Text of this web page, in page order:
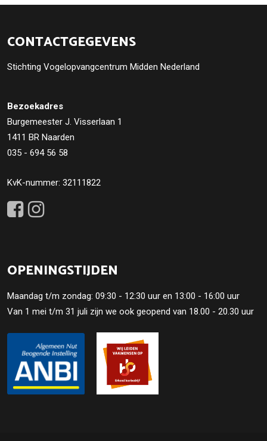
CONTACTGEGEVENS
Stichting Vogelopvangcentrum Midden Nederland
Bezoekadres
Burgemeester J. Visserlaan 1
1411 BR Naarden
035 - 694 56 58
KvK-nummer: 32111822
OPENINGSTIJDEN
Maandag t/m zondag: 09:30 - 12:30 uur en 13:00 - 16:00 uur
Van 1 mei t/m 31 juli zijn we ook geopend van 18.00 - 20.30 uur